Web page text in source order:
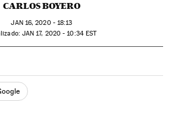
CARLOS BOYERO
JAN16, 2020 - 18:13
JAN 17, 2020 - 10:34EST
en TwitterRedes Sociales